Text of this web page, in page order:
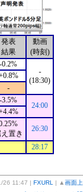
発表
結果
動画
(時刻)
-0.2%
-
(18:30)
-
-3.5%
24:00
置き
26:30
28:17
26 11:47 | FXURL | ▲ 画面